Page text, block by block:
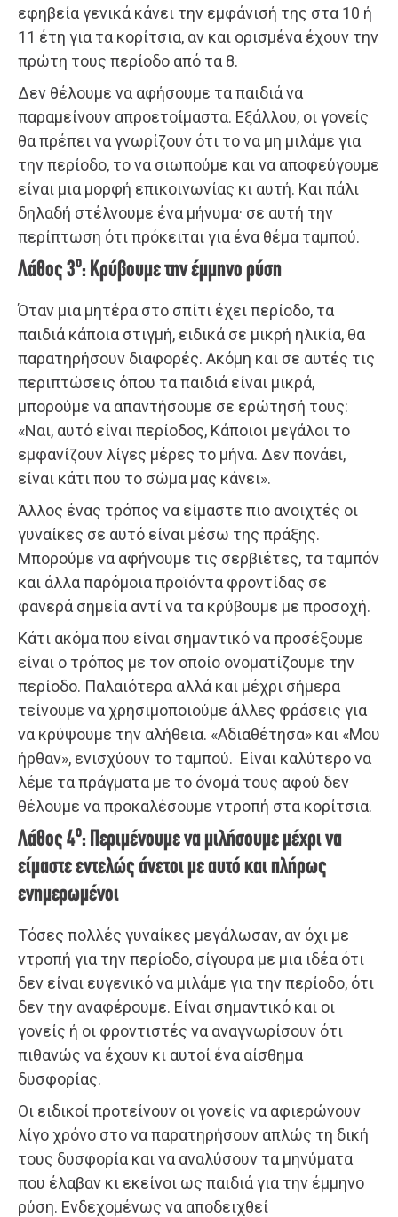
εφηβεία γενικά κάνει την εμφάνισή της στα 10 ή
11 έτη για τα κορίτσια, αν και ορισμένα έχουν την
πρώτη τους περίοδο από τα 8.
Δεν θέλουμε να αφήσουμε τα παιδιά να
παραμείνουν απροετοίμαστα. Εξάλλου, οι γονείς
θα πρέπει να γνωρίζουν ότι το να μη μιλάμε για
την περίοδο, το να σιωπούμε και να αποφεύγουμε
είναι μια μορφή επικοινωνίας κι αυτή. Και πάλι
δηλαδή στέλνουμε ένα μήνυμα· σε αυτή την
περίπτωση ότι πρόκειται για ένα θέμα ταμπού.
Λάθος 3ο: Κρύβουμε την έμμηνο ρύση
Όταν μια μητέρα στο σπίτι έχει περίοδο, τα
παιδιά κάποια στιγμή, ειδικά σε μικρή ηλικία, θα
παρατηρήσουν διαφορές. Ακόμη και σε αυτές τις
περιπτώσεις όπου τα παιδιά είναι μικρά,
μπορούμε να απαντήσουμε σε ερώτησή τους:
«Ναι, αυτό είναι περίοδος, Κάποιοι μεγάλοι το
εμφανίζουν λίγες μέρες το μήνα. Δεν πονάει,
είναι κάτι που το σώμα μας κάνει».
Άλλος ένας τρόπος να είμαστε πιο ανοιχτές οι
γυναίκες σε αυτό είναι μέσω της πράξης.
Μπορούμε να αφήνουμε τις σερβιέτες, τα ταμπόν
και άλλα παρόμοια προϊόντα φροντίδας σε
φανερά σημεία αντί να τα κρύβουμε με προσοχή.
Κάτι ακόμα που είναι σημαντικό να προσέξουμε
είναι ο τρόπος με τον οποίο ονοματίζουμε την
περίοδο. Παλαιότερα αλλά και μέχρι σήμερα
τείνουμε να χρησιμοποιούμε άλλες φράσεις για
να κρύψουμε την αλήθεια. «Αδιαθέτησα» και «Μου
ήρθαν», ενισχύουν το ταμπού. Είναι καλύτερο να
λέμε τα πράγματα με το όνομά τους αφού δεν
θέλουμε να προκαλέσουμε ντροπή στα κορίτσια.
Λάθος 4ο: Περιμένουμε να μιλήσουμε μέχρι να
είμαστε εντελώς άνετοι με αυτό και πλήρως
ενημερωμένοι
Τόσες πολλές γυναίκες μεγάλωσαν, αν όχι με
ντροπή για την περίοδο, σίγουρα με μια ιδέα ότι
δεν είναι ευγενικό να μιλάμε για την περίοδο, ότι
δεν την αναφέρουμε. Είναι σημαντικό και οι
γονείς ή οι φροντιστές να αναγνωρίσουν ότι
πιθανώς να έχουν κι αυτοί ένα αίσθημα
δυσφορίας.
Οι ειδικοί προτείνουν οι γονείς να αφιερώνουν
λίγο χρόνο στο να παρατηρήσουν απλώς τη δική
τους δυσφορία και να αναλύσουν τα μηνύματα
που έλαβαν κι εκείνοι ως παιδιά για την έμμηνο
ρύση. Ενδεχομένως να αποδειχθεί